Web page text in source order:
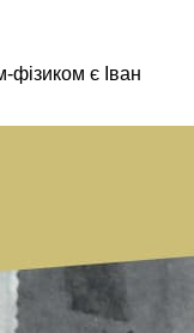
фізиком є Іван